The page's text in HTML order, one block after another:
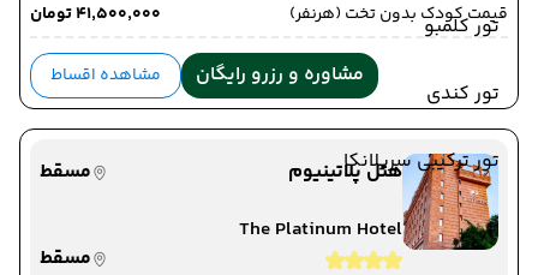
تور کلمبو
تور کندی
تور ترکیبی سریلانکا
قیمت کودک بدون تخت (هرنفر)
۴۱٬۵۰۰٬۰۰۰ تومان
مشاوره و رزرو رایگان مشاهده اقساط
هتل پلاتینیوم
مسقط
The Platinum Hotel
مسقط